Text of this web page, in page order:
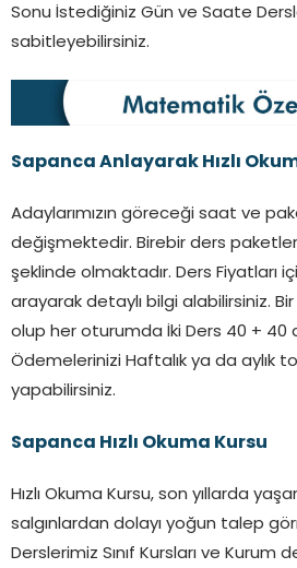
Sonu İstediğiniz Gün ve Saate
sabitleyebilirsiniz.
Sapanca Anlayarak Hızlı
Adaylarımızın göreceği saat ve
değişmektedir. Birebir ders
şeklinde olmaktadır. Ders Fiyatları
arayarak detaylı bilgi alabilirsiniz.
olup her oturumda İki Ders 40 + 40
Ödemelerinizi Haftalık ya da aylık
yapabilirsiniz.
Sapanca Hızlı Okuma Kursu
Hızlı Okuma Kursu, son yıllarda
salgınlardan dolayı yoğun talep
Derslerimiz Sınıf Kursları ve Kurum